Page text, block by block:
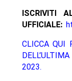
ISCRIVITI
UFFICIALE:
CLICCA QUI
2023.